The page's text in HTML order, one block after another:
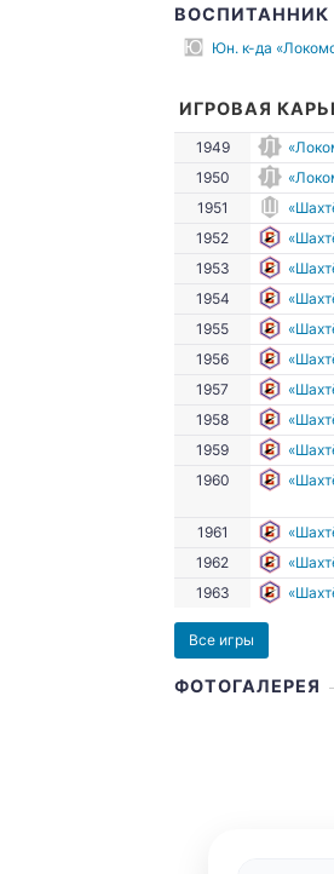
ВОСПИТАННИК
Юн. к-да
ИГРОВАЯ
1949
1950
1951
1952
1953
1954
1955
1956
1957
1958
1959
1960
1961
1962
1963
Все игры
ФОТОГАЛЕРЕЯ